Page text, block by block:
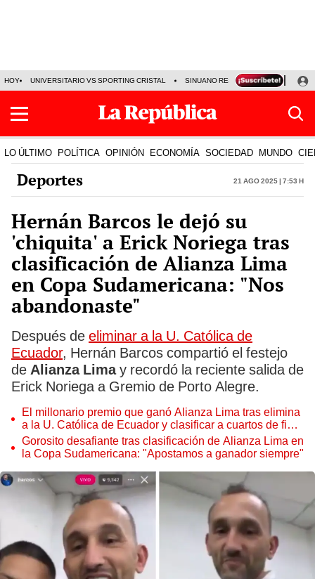
HOY UNIVERSITARIO VS SPORTING CRISTAL SINUANO RESULTADOS HOY
LO ÚLTIMO POLÍTICA OPINIÓN ECONOMÍA SOCIEDAD MUNDO
Deportes 21 Ago 2025 | 7:53 h
Hernán Barcos le dejó su
'chiquita' a Erick Noriega tras
clasificación de Alianza Lima
en Copa Sudamericana: "Nos
abandonaste"
Después de eliminar a la U. Católica de
Ecuador, Hernán Barcos compartió el festejo
de Alianza Limay recordó la reciente salida de
Erick Noriega a Gremio de Porto Alegre.
El millonario premio que ganó Alianza Lima tras elimina
a la U. Católica de Ecuador y clasificar a cuartos de final
de Copa Sudamericana
Gorosito desafiante tras clasificación de Alianza Lima en
la Copa Sudamericana: "Apostamos a ganador siempre"